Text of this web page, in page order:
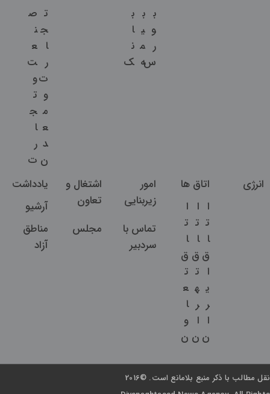
ب
و
ر
س
ب
ی
م
ه
ب
ا
ن
ک
ت
ج
ا
ر
ت
و
م
ع
د
ن
ص
ن
ع
ت
و
ت
ج
ا
ر
ت
انرژی
اتاق ها
ا
ت
ا
ق
ا
ی
ر
ا
ن
ا
ت
ا
ق
ت
ه
ر
ا
ن
ا
ت
ا
ق
ت
ع
ا
و
ن
امور
زیربنایی
اشتغال و
تعاون
یادداشت
آرشیو
تماس با
سردبیر
مجلس
مناطق
آزاد
نقل مطالب با ذکر منبع بلامانع است. ©2016